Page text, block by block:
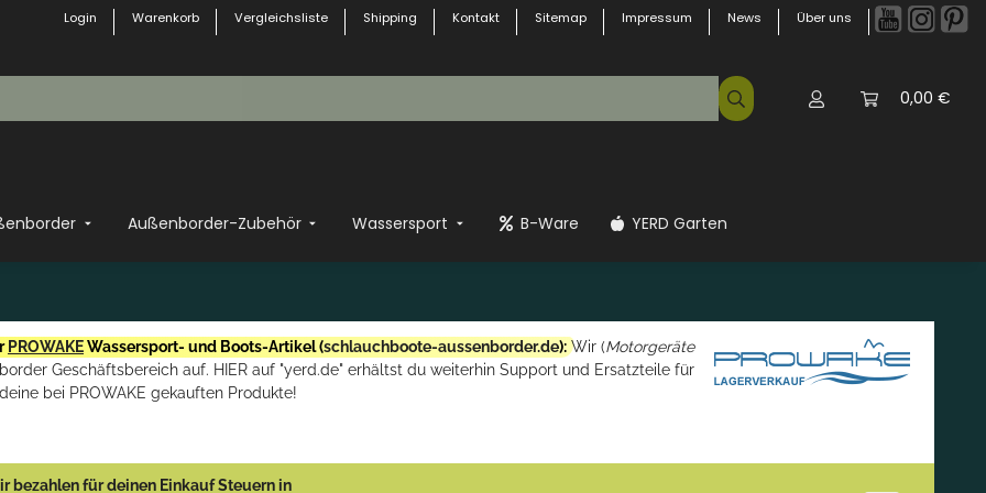
Login Warenkorb Vergleichsliste Shipping Kontakt Sitemap Impressum News Über uns
0,00 €
Außenborder-Zubehör Wassersport B-Ware YERD Garten
PROWAKEWassersport- und Boots-Artikel (schlauchboote-aussenborder.de): Wir (Motorgeräte
Geschäftsbereich auf. HIER auf "yerd.de" erhältst du weiterhin Support und Ersatzteile für
deine bei PROWAKE gekauften Produkte!
bezahlen für deinen Einkauf Steuern in